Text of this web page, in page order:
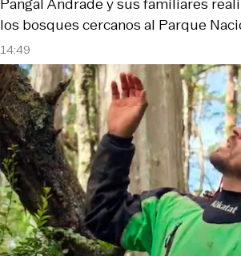
14:49
Pangal Andrade y sus familiares
los bosques cercanos al Parque